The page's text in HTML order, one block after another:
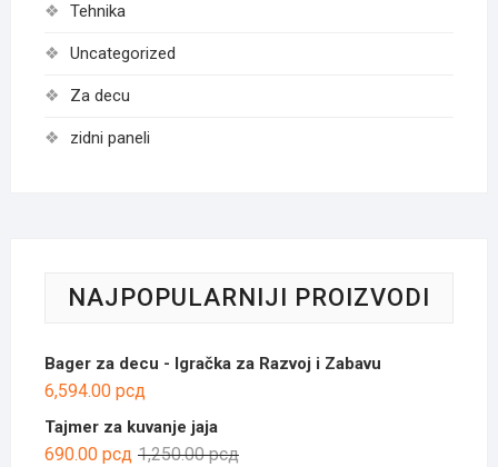
Tehnika
Uncategorized
Za decu
zidni paneli
NAJPOPULARNIJI PROIZVODI
Bager za decu - Igračka za Razvoj i Zabavu
6,594.00 рсд
Tajmer za kuvanje jaja
1,250.00рсдОригинална
690.00 рсд
Тренутна